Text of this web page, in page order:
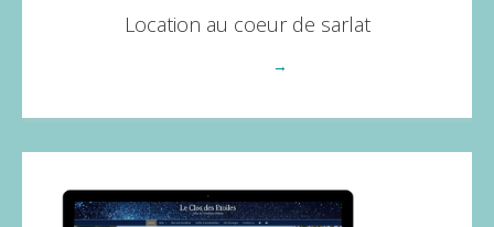
Location au coeur de sarlat
→